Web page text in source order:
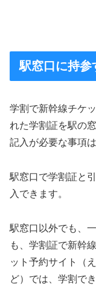
駅窓口に持参
学割で新幹線チケ
れた学割証を駅の
記入が必要な事項
駅窓口で学割証と
入できます。
駅窓口以外でも、
も、学割証で新幹
ット予約サイト（
ど）では、学割で